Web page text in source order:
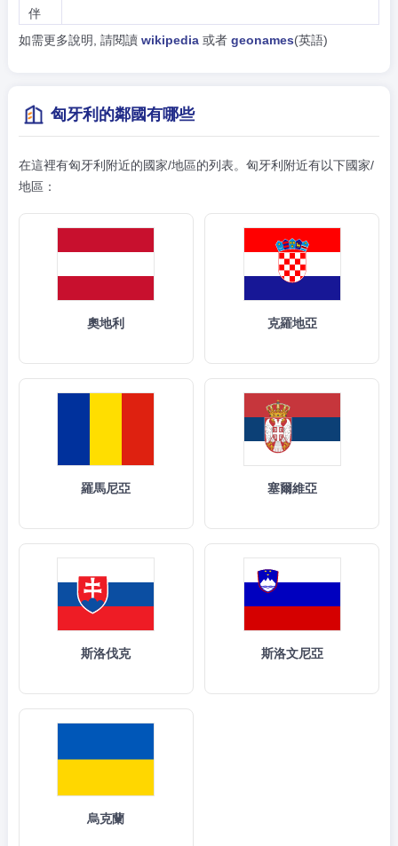
伴
如需更多說明, 請閱讀 wikipedia或者 geonames(英語)
匈牙利的鄰國有哪些
在這裡有匈牙利附近的國家/地區的列表。匈牙利附近有以下國家/
地區：
奧地利 克羅地亞
羅馬尼亞 塞爾維亞
斯洛伐克 斯洛文尼亞
烏克蘭